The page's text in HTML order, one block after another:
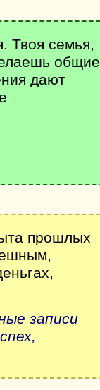
Твоя семья,
общие
дают
прошлых
записи